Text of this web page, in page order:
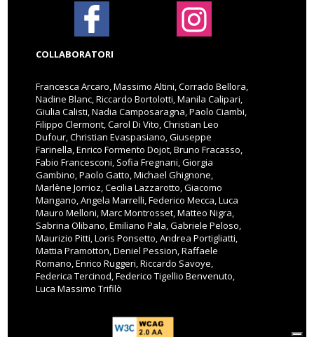
COLLABORATORI
Francesca Arcaro, Massimo Altini, Corrado Bellora,
Nadine Blanc, Riccardo Bortolotti, Manila Calipari,
Giulia Calisti, Nadia Camposaragna, Paolo Ciambi,
Filippo Clermont, Carol Di Vito, Christian Leo
Dufour, Christian Evaspasiano, Giuseppe
Farinella, Enrico Formento Dojot, Bruno Fracasso,
Fabio Francesconi, Sofia Fregnani, Giorgia
Gambino, Paolo Gatto, Michael Ghignone,
Marlène Jorrioz, Cecilia Lazzarotto, Giacomo
Mangano, Angela Marrelli, Federico Mecca, Luca
Mauro Melloni, Marc Montrosset, Matteo Nigra,
Sabrina Olibano, Emiliano Pala, Gabriele Peloso,
Maurizio Pitti, Loris Ponsetto, Andrea Portigliatti,
Mattia Pramotton, Deniel Pession, Raffaele
Romano, Enrico Ruggeri, Riccardo Savoye,
Federica Tercinod, Federico Tigellio Benvenuto,
Luca Massimo Trifilò